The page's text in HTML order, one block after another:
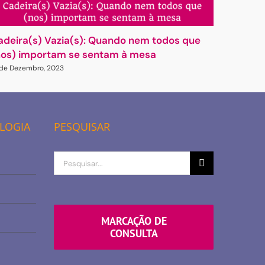
Vazia(s): Quando nem todos que
importam se sentam à mesa
Dezembro, 2023
PESQUISAR
Procurar
por
MARCAÇÃO DE
CONSULTA